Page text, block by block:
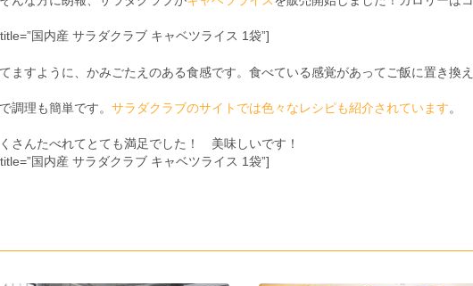
国内産 サラダクラブ キャベツライス 1袋”]
ますように、かみごたえのある食感です。食べている感覚があってご飯に置き換え
調理も簡単です。 サラダクラブのサイトでは色々なレシピも紹介されています。
さんたべれてとても満足でした！ 美味しいです！
国内産 サラダクラブ キャベツライス 1袋”]